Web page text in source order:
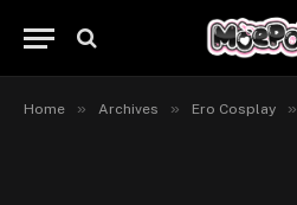
Home » Archives » Ero Cosplay »